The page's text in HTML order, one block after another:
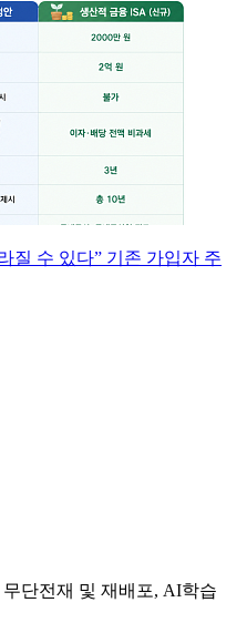
질 수 있다” 기존 가입자 주
단전재 및 재배포, AI학습